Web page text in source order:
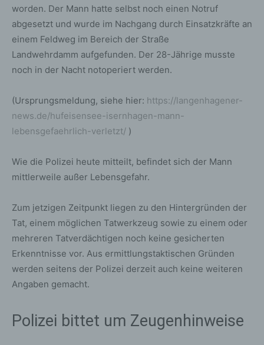
worden. Der Mann hatte selbst noch einen Notruf
abgesetzt und wurde im Nachgang durch Einsatzkräfte an
einem Feldweg im Bereich der Straße
Landwehrdamm aufgefunden. Der 28-Jährige musste
noch in der Nacht notoperiert werden.
(Ursprungsmeldung, siehe hier: https://langenhagener-
news.de/hufeisensee-isernhagen-mann-
lebensgefaehrlich-verletzt/ )
Wie die Polizei heute mitteilt, befindet sich der Mann
mittlerweile außer Lebensgefahr.
Zum jetzigen Zeitpunkt liegen zu den Hintergründen der
Tat, einem möglichen Tatwerkzeug sowie zu einem oder
mehreren Tatverdächtigen noch keine gesicherten
Erkenntnisse vor. Aus ermittlungstaktischen Gründen
werden seitens der Polizei derzeit auch keine weiteren
Angaben gemacht.
Polizei bittet um Zeugenhinweise